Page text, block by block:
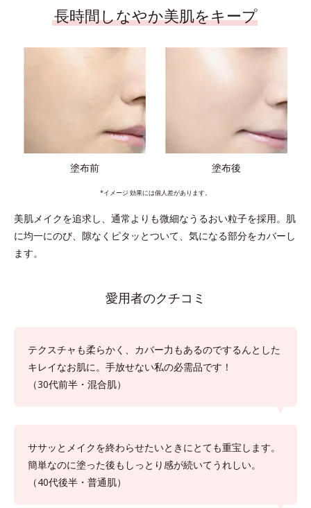
長時間しなやか美肌をキープ
塗布前 塗布後
*イメージ 効果には個人差があります。
美肌メイクを追求し、通常よりも微細なうるおい粒子を採用。肌
に均一にのび、隙なくピタッとついて、気になる部分をカバーし
ます。
愛用者のクチコミ
テクスチャも柔らかく、カバー力もあるのでするんとした
キレイなお肌に。手放せない私の必需品です！
（30代前半・混合肌）
ササッとメイクを終わらせたいときにとても重宝します。
簡単なのに塗った後もしっとり感が続いてうれしい。
（40代後半・普通肌）